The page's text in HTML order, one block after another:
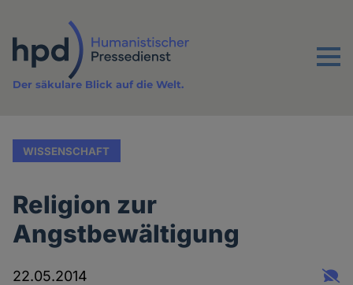
Inhalt
Menu
Der säkulare Blick auf die Welt.
WISSENSCHAFT
Religion zur
Angstbewältigung
22.05.2014